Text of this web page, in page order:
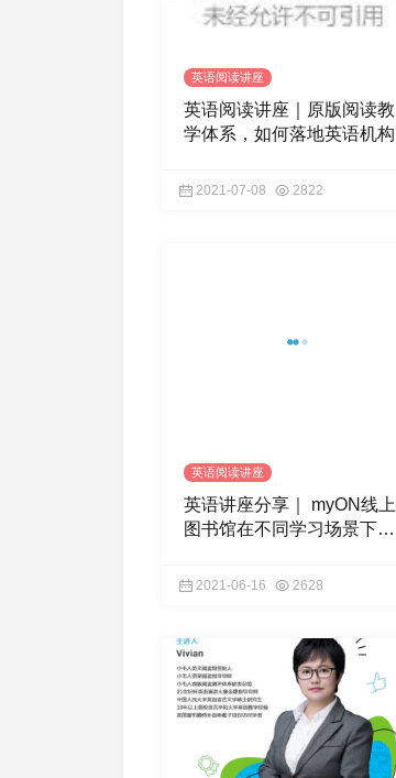
英语阅读讲座
英语阅读讲座｜原版阅读教
学体系，如何落地英语机构
2021-07-08 2822
英语阅读讲座
英语讲座分享｜ myON线上
图书馆在不同学习场景下的
2021-06-16 2628